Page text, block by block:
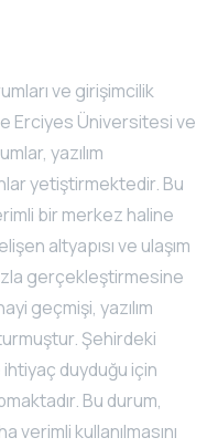
ve girişimcilik
Erciyes Üniversitesi ve
yazılım
yetiştirmektedir. Bu
bir merkez haline
altyapısı ve ulaşım
gerçekleştirmesine
geçmişi, yazılım
Şehirdeki
duyduğu için
Bu durum,
verimli kullanılmasını